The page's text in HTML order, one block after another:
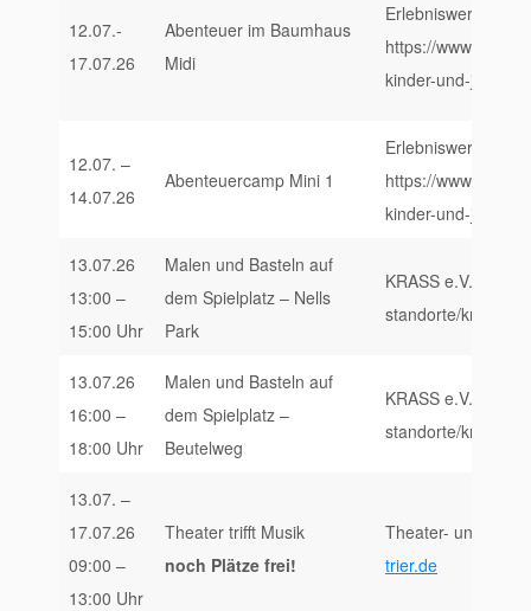
12.07.-
17.07.26
Abenteuer im Baumhaus
Midi
Erlebniswerkstatt
https://
kinder-und-
12.07. –
14.07.26
Abenteuercamp Mini 1
Erlebniswerkstatt
https://
kinder-und-
13.07.26
13:00 –
15:00 Uhr
Malen und Basteln auf
dem Spielplatz – Nells
Park
KRASS e.V.,
standorte/krass-
13.07.26
16:00 –
18:00 Uhr
Malen und Basteln auf
dem Spielplatz –
Beutelweg
KRASS e.V.,
standorte/krass-
13.07. –
17.07.26
09:00 –
13:00 Uhr
Theater trifft Musik
noch Plätze frei!
Theater- und
trier.de